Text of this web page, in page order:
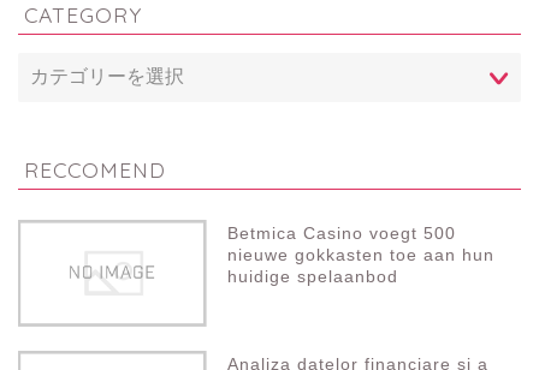
CATEGORY
RECCOMEND
Betmica Casino voegt 500
nieuwe gokkasten toe aan hun
huidige spelaanbod
Analiza datelor financiare si a